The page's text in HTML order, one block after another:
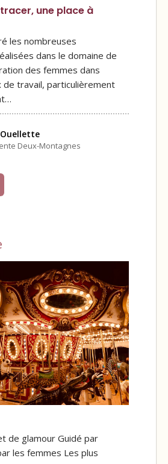
une place à
les nombreuses
dans le domaine de
des femmes dans
de travail, particulièrement
Deux-Montagnes
de glamour Guidé par
les femmes Les plus